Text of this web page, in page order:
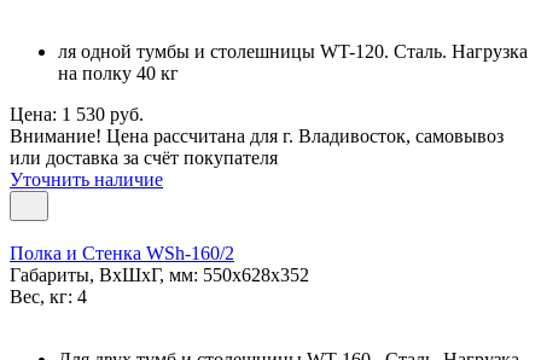
ля одной тумбы и столешницы WT-120. Сталь. Нагрузка
на полку 40 кг
Цена: 1 530 руб.
Внимание! Цена рассчитана для г. Владивосток, самовывоз
или доставка за счёт покупателя
Уточнить наличие
Полка и Стенка WSh-160/2
Габариты, ВxШxГ, мм: 550x628x352
Вес, кг: 4